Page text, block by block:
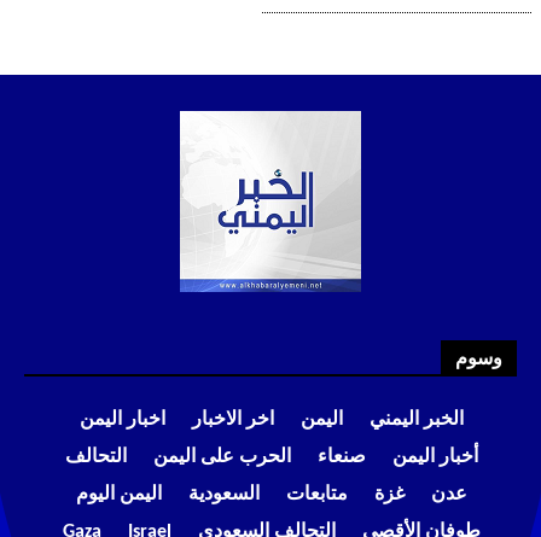
وسوم
الخبر اليمني اليمن اخر الاخبار
اخبار اليمن
أخبار اليمن
صنعاء الحرب على اليمن
التحالف
عدن
غزة متابعات السعودية
اليمن اليوم
طوفان الأقصى
التحالف السعودي Israel
Gaza